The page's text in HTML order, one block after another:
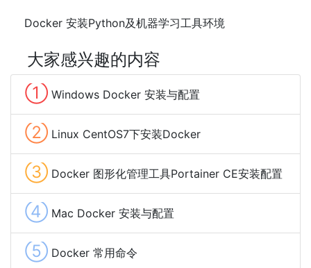
Docker 安装Python及机器学习工具环境
大家感兴趣的内容
① Windows Docker 安装与配置
② Linux CentOS7下安装Docker
③ Docker 图形化管理工具Portainer CE安装配置
④ Mac Docker 安装与配置
⑤ Docker 常用命令